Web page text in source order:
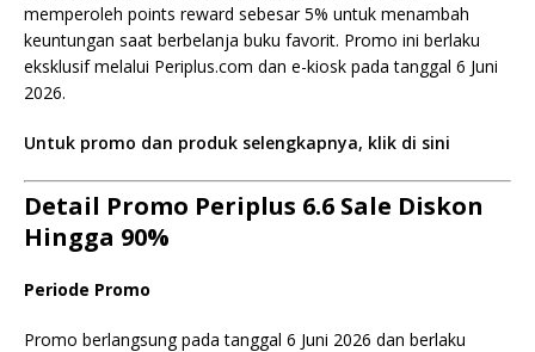
memperoleh points reward sebesar 5% untuk menambah
keuntungan saat berbelanja buku favorit. Promo ini berlaku
eksklusif melalui Periplus.com dan e-kiosk pada tanggal 6 Juni
2026.
Untuk promo dan produk selengkapnya, klik di sini
Detail Promo Periplus 6.6 Sale Diskon
Hingga 90%
Periode Promo
Promo berlangsung pada tanggal 6 Juni 2026 dan berlaku